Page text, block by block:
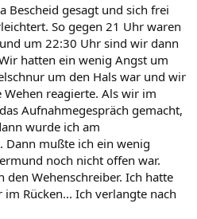
Bescheid gesagt und sich frei
So gegen 21 Uhr waren
um 22:30 Uhr sind wir dann
hatten ein wenig Angst um
um den Hals war und wir
reagierte. Als wir im
Aufnahmegespräch gemacht,
wurde ich am
Dann mußte ich ein wenig
noch nicht offen war.
den Wehenschreiber. Ich hatte
Rücken... Ich verlangte nach